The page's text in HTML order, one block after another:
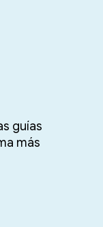
guías
más